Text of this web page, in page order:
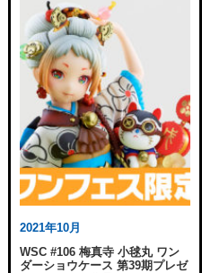
2021年10月
WSC #106 梅真寺 小毬丸 ワン
ダーショウケース 第39期プレゼ